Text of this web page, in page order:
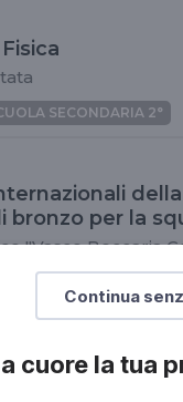
Continua
cuore la tua
SECONDARIA 2°
bronzo per la
"Vasco Beccaria
SECONDARIA 2°